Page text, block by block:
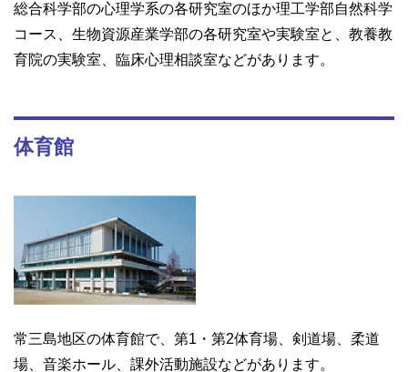
総合科学部の心理学系の各研究室のほか理工学部自然科学
コース、生物資源産業学部の各研究室や実験室と、教養教
育院の実験室、臨床心理相談室などがあります。
体育館
常三島地区の体育館で、第1・第2体育場、剣道場、柔道
場、音楽ホール、課外活動施設などがあります。